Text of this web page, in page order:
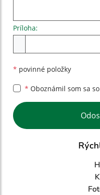
Príloha:
* povinné položky
* Oboznámil som sa so
Google reCaptcha